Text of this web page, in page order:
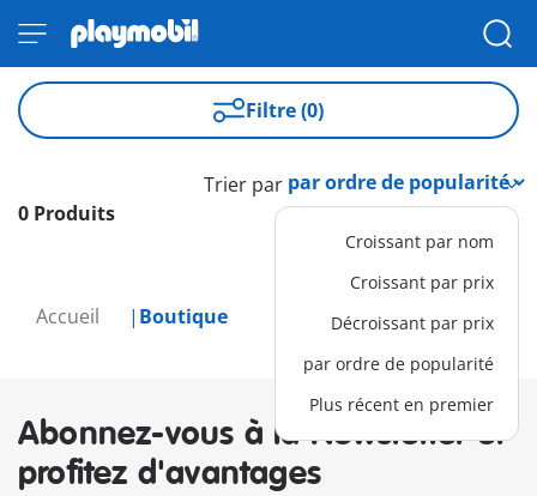
Accueil Boutique
Filtre (0)
0 Produits
Trier par
Croissant par nom
Croissant par prix
Décroissant par prix
par ordre de popularité
Plus récent en premier
Abonnez-vous à la Newsletter et
profitez d'avantages